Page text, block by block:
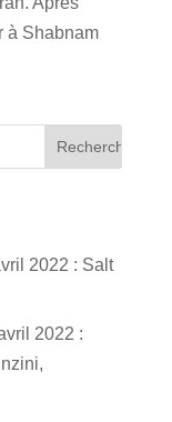
à Shabnam
2022 : Salt
2022 :